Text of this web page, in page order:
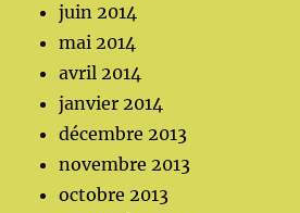
juin 2014
mai 2014
avril 2014
janvier 2014
décembre 2013
novembre 2013
octobre 2013